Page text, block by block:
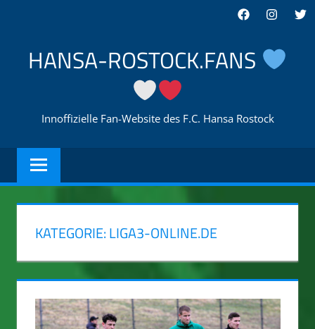
springen
Facebook
HANSA-ROSTOCK.FANS
Innoffizielle Fan-Website des F.C. Hansa Rostock
KATEGORIE:LIGA3-ONLINE.DE